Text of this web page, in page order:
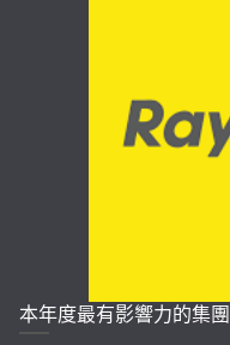
本年度最有影響力的集團